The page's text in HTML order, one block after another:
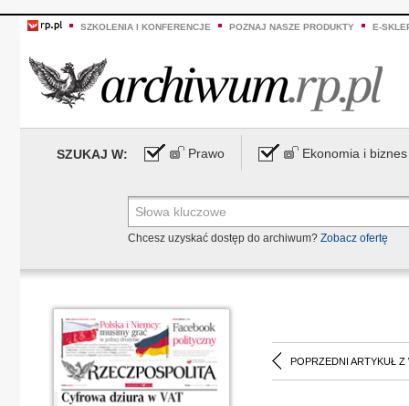
SZKOLENIA I KONFERENCJE POZNAJ NASZE PRODUKTY E-
SZUKAJ W: Prawo Ekonomia i biznes
Chcesz uzyskać dostęp do archiwum? Zobacz ofertę
POPRZEDNI ARTYKUŁ Z